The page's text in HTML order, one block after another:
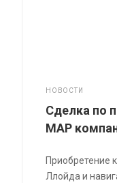
НОВОСТИ
Сделка по
MAP
Приобретение
Ллойда и